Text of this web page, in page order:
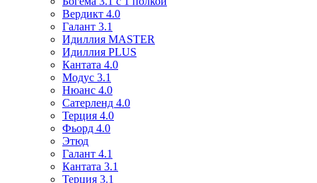
Вердикт 4.0
Галант 3.1
Идиллия MASTER
Идиллия PLUS
Кантата 4.0
Модус 3.1
Нюанс 4.0
Сатерленд 4.0
Терция 4.0
Фьорд 4.0
Этюд
Галант 4.1
Кантата 3.1
Терция 3.1